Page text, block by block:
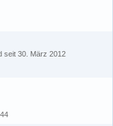
seit 30. März 2012